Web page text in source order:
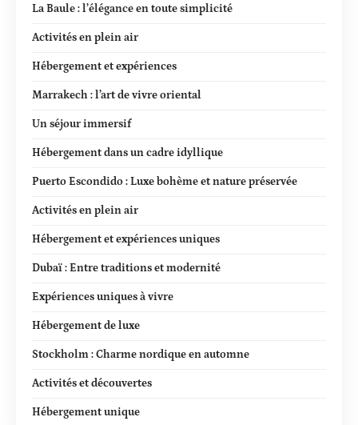
La Baule : l’élégance en toute simplicité
Activités en plein air
Hébergement et expériences
Marrakech : l’art de vivre oriental
Un séjour immersif
Hébergement dans un cadre idyllique
Puerto Escondido : Luxe bohème et nature préservée
Activités en plein air
Hébergement et expériences uniques
Dubaï : Entre traditions et modernité
Expériences uniques à vivre
Hébergement de luxe
Stockholm : Charme nordique en automne
Activités et découvertes
Hébergement unique